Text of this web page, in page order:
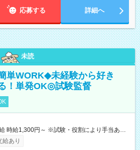
応募する 詳細へ
未読
単WORK◆未経験から好き
！単発OK◎試験監督
時給1,300円～ ※試験・役割により手当あり
昇給あり 【即給（前払い）オプションあ
る場合、勤務から1週間ほどで給与の一部を受け
給あり